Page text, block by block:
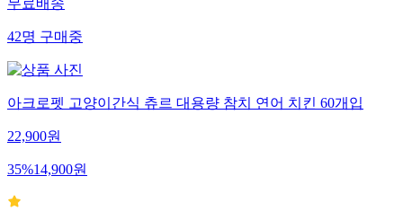
무료배송
42명구매중
아크로펫 고양이간식 츄르 대용량 참치 연어 치킨 60개입
22,900원
35%14,900원